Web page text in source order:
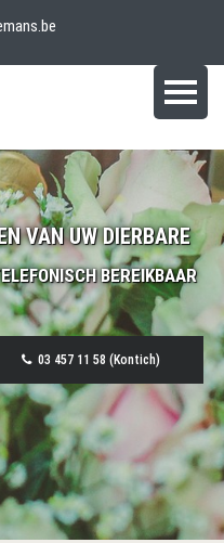
VAN UW DIERBARE
BEREIKBAAR
03 457 11 58 (Kontich)